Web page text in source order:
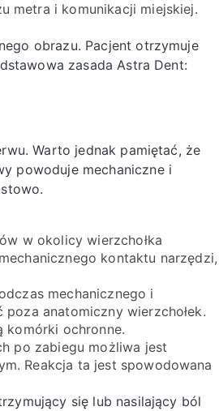
metra i komunikacji miejskiej.
obrazu. Pacjent otrzymuje
zasada Astra Dent:
Warto jednak pamiętać, że
powoduje mechaniczne i
w okolicy wierzchołka
kontaktu narzędzi,
mechanicznego i
poza anatomiczny wierzchołek.
komórki ochronne.
po zabiegu możliwa jest
Reakcja ta jest spowodowana
się lub nasilający ból